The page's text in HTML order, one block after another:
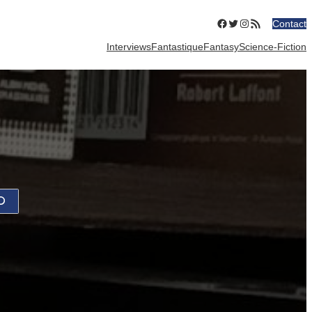
Facebook
Twitter
Instagram
Flux RSSContact
InterviewsFantastiqueFantasyScience-Fiction